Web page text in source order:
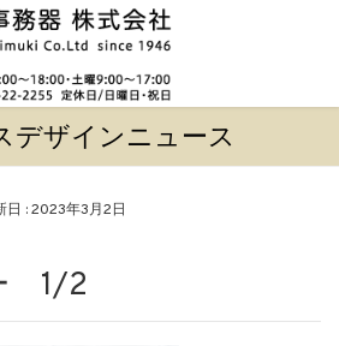
デザインニュース
日 :2023年3月2日
1/2